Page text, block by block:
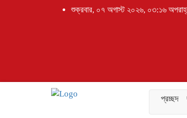
শুক্রবার, ০৭ অগাস্ট ২০২৬, ০৩:১৬
প্রচ্ছদ